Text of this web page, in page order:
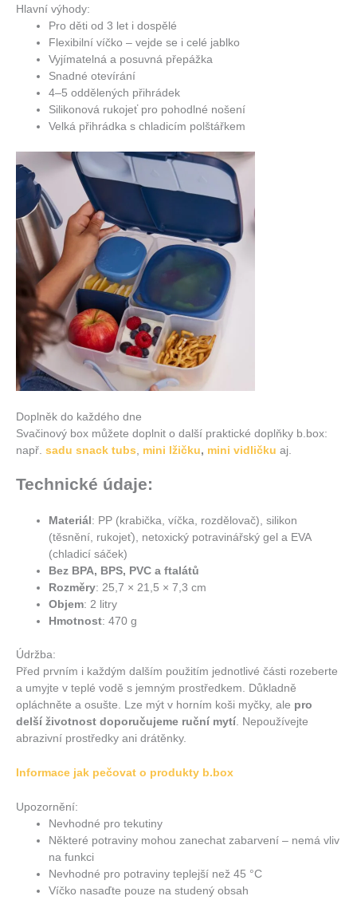
Hlavní výhody:
Pro děti od 3 let i dospělé
Flexibilní víčko – vejde se i celé jablko
Vyjímatelná a posuvná přepážka
Snadné otevírání
4–5 oddělených přihrádek
Silikonová rukojeť pro pohodlné nošení
Velká přihrádka s chladicím polštářkem
Doplněk do každého dne
Svačinový box můžete doplnit o další praktické doplňky b.box:
např. sadu snack tubs mini lžičku, mini vidličku aj.
Technické údaje:
Materiál : PP (krabička, víčka, rozdělovač), silikon
(těsnění, rukojeť), netoxický potravinářský gel a EVA
(chladicí sáček)
Bez BPA, BPS, PVC a ftalátů
Rozměry: 25,7 × 21,5 × 7,3 cm
Objem: 2 litry
Hmotnost: 470 g
Údržba:
Před prvním i každým dalším použitím jednotlivé části rozeberte
a umyjte v teplé vodě s jemným prostředkem. Důkladně
opláchněte a osušte. Lze mýt v horním koši myčky, ale pro
delší životnost doporučujeme ruční mytí . Nepoužívejte
abrazivní prostředky ani drátěnky.
Informace jak pečovat o produkty b.box
Upozornění:
Nevhodné pro tekutiny
Některé potraviny mohou zanechat zabarvení – nemá vliv
na funkci
Nevhodné pro potraviny teplejší než 45 °C
Víčko nasaďte pouze na studený obsah